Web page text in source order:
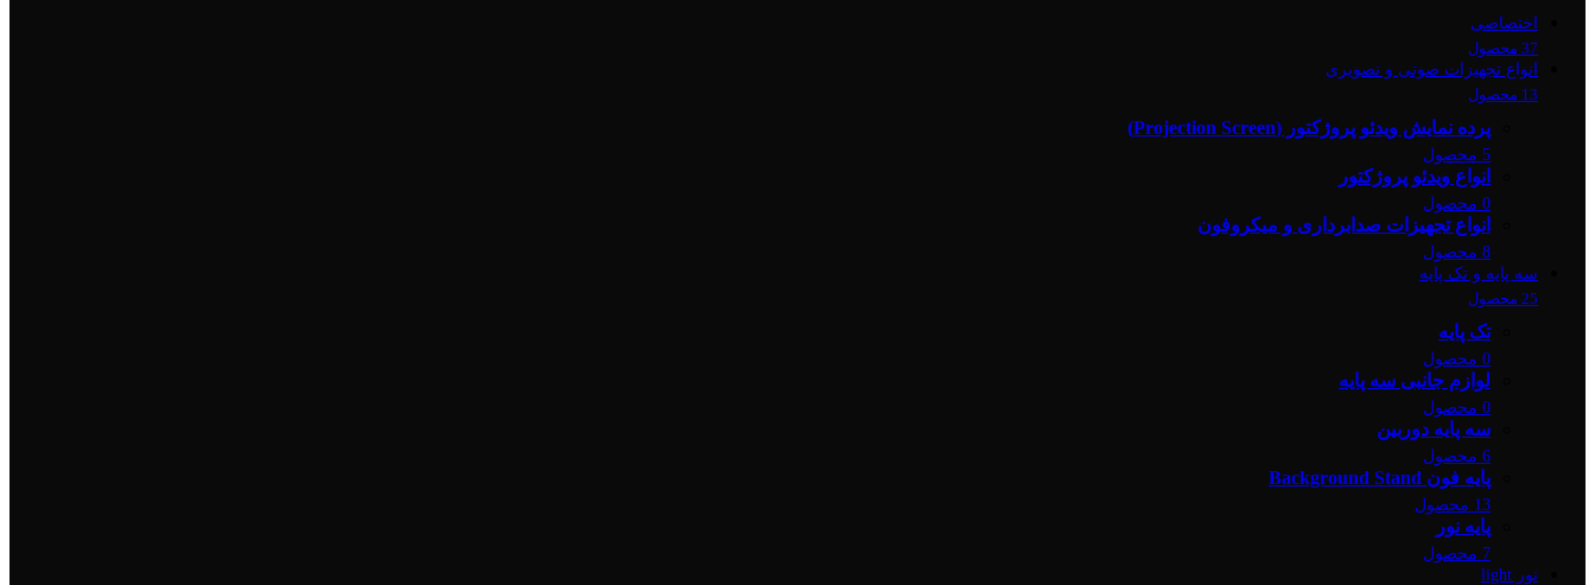
اختصاصی
37 محصول
انواع تجهیزات صوتی و تصویری
13 محصول
پرده نمایش ویدئو پروژکتور (Projection Screen)
5 محصول
انواع ویدئو پروژکتور
0 محصول
انواع تجهیزات صدابرداری و میکروفون
8 محصول
سه پایه و تک پایه
25 محصول
تک پایه
0 محصول
لوازم جانبی سه پایه
0 محصول
سه پایه دوربین
6 محصول
پایه فون Background Stand
13 محصول
پایه نور
7 محصول
نور light